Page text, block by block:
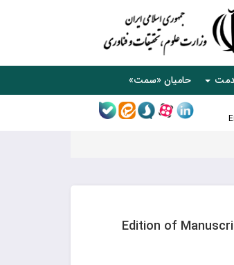
حامیان «سمت»
Edition of